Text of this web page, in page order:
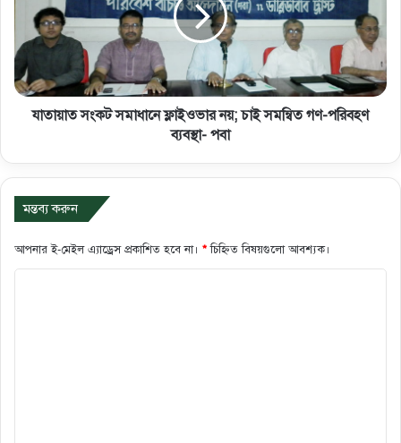
যাতায়াত সংকট সমাধানে ফ্লাইওভার নয়; চাই সমন্বিত গণ-পরিবহণ
ব্যবস্থা- পবা
মন্তব্য করুন
আপনার ই-মেইল এ্যাড্রেস প্রকাশিত হবে না। *চিহ্নিত বিষয়গুলো আবশ্যক।